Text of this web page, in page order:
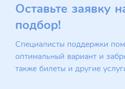
Оставьте заявку
подбор!
Специалисты поддержки
оптимальный вариант и
также билеты и другие